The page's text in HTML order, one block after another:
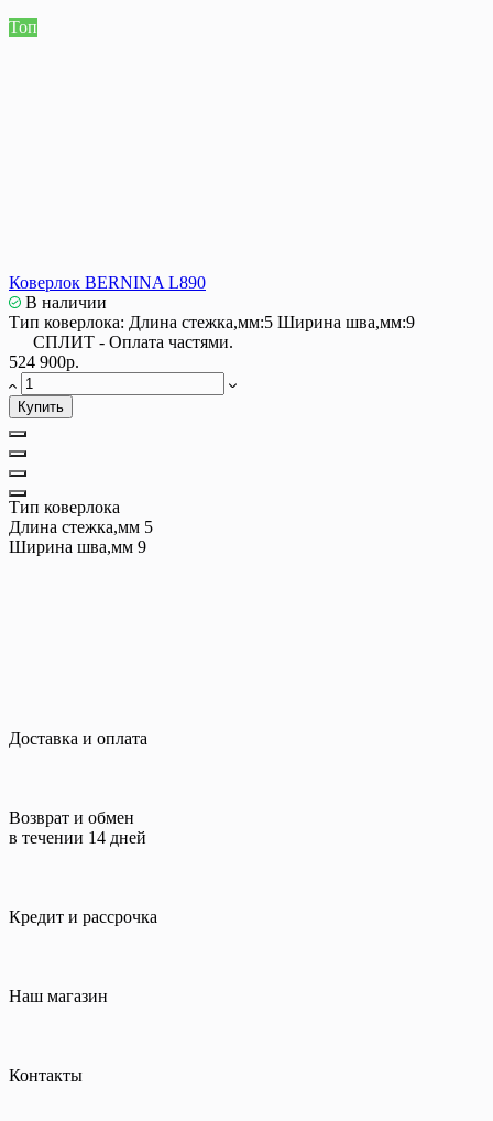
Топ
Коверлок BERNINA L890
В наличии
Тип коверлока: Длина стежка,мм:5 Ширина шва,мм:9
СПЛИТ - Оплата частями.
524 900р.
Купить
Тип коверлока
Длина стежка,мм 5
Ширина шва,мм 9
Доставка и оплата
Возврат и обмен
в течении 14 дней
Кредит и рассрочка
Наш магазин
Контакты